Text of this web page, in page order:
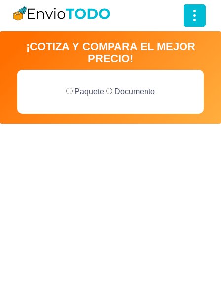
T
o
g
¡COTIZA Y COMPARA EL MEJOR
PRECIO!
Paquete Documento